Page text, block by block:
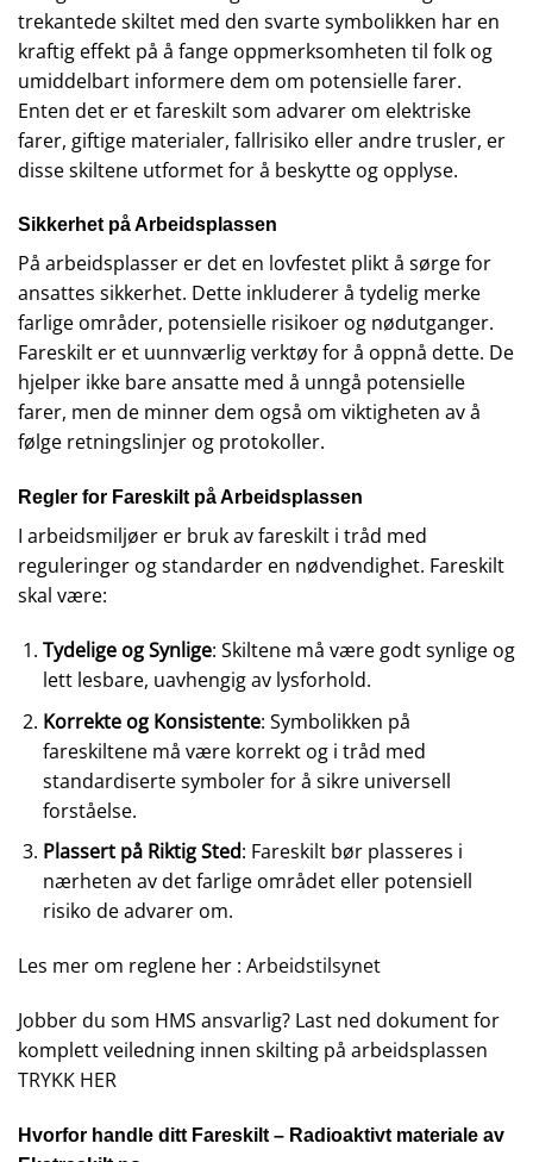
trekantede skiltet med den svarte symbolikken har en
kraftig effekt på å fange oppmerksomheten til folk og
umiddelbart informere dem om potensielle farer.
Enten det er et fareskilt som advarer om elektriske
farer, giftige materialer, fallrisiko eller andre trusler, er
disse skiltene utformet for å beskytte og opplyse.
Sikkerhet på Arbeidsplassen
På arbeidsplasser er det en lovfestet plikt å sørge for
ansattes sikkerhet. Dette inkluderer å tydelig merke
farlige områder, potensielle risikoer og nødutganger.
Fareskilt er et uunnværlig verktøy for å oppnå dette. De
hjelper ikke bare ansatte med å unngå potensielle
farer, men de minner dem også om viktigheten av å
følge retningslinjer og protokoller.
Regler for Fareskilt på Arbeidsplassen
I arbeidsmiljøer er bruk av fareskilt i tråd med
reguleringer og standarder en nødvendighet. Fareskilt
skal være:
Tydelige og Synlige: Skiltene må være godt synlige og
lett lesbare, uavhengig av lysforhold.
Korrekte og Konsistente: Symbolikken på
fareskiltene må være korrekt og i tråd med
standardiserte symboler for å sikre universell
forståelse.
Plassert på Riktig Sted: Fareskilt bør plasseres i
nærheten av det farlige området eller potensiell
risiko de advarer om.
Les mer om reglene her : Arbeidstilsynet
Jobber du som HMS ansvarlig? Last ned dokument for
komplett veiledning innen skilting på arbeidsplassen
TRYKK HER
Hvorfor handle ditt Fareskilt – Radioaktivt materiale av